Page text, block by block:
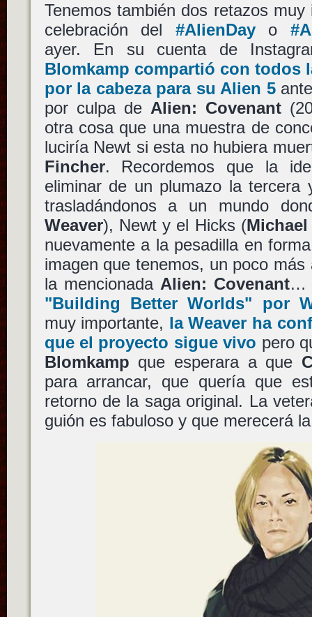
Tenemos también dos retazos
celebración del #AlienDayo
ayer. En su cuenta de
Blomkamp compartió con todos
por la cabeza para su Alien 5
por culpa de Alien: Covenant
otra cosa que una muestra de
luciría Newt si esta no hubiera
Fincher. Recordemos que la
eliminar de un plumazo la tercera
trasladándonos a un mundo
Weaver), Newt y el Hicks (
nuevamente a la pesadilla en
imagen que tenemos, un poco
la mencionada Alien: Covenant
"Building Better Worlds" por
muy importante, laWeaver ha
que el proyecto sigue vivo pero
Blomkamp que esperara a que
para arrancar, que quería que
retorno de la saga original. La
guión es fabuloso y que merecerá